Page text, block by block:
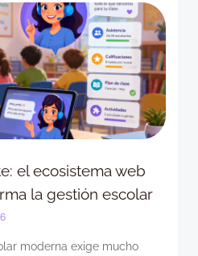
el ecosistema web
la gestión escolar
moderna exige mucho